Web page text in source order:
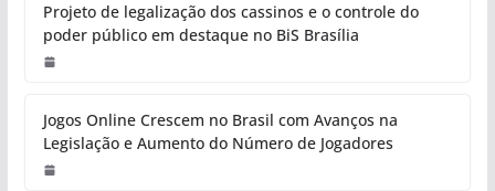
Projeto de legalização dos cassinos e o controle do
poder público em destaque no BiS Brasília
Jogos Online Crescem no Brasil com Avanços na
Legislação e Aumento do Número de Jogadores